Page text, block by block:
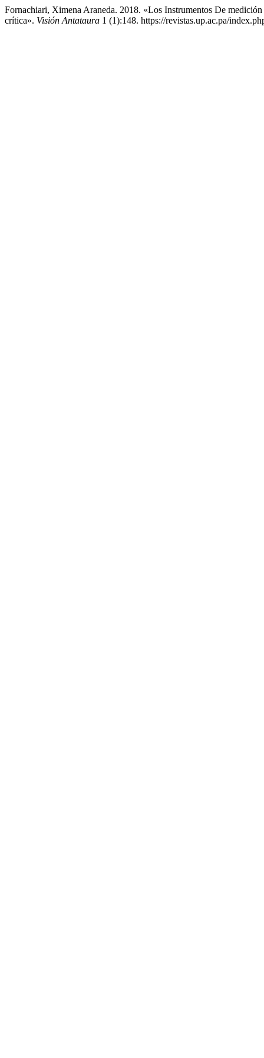
Fornachiari, Ximena Araneda. 2018. «Los Instrumentos De
crítica». Visión Antataura 1 (1):148. https://revistas.up.ac.pa/